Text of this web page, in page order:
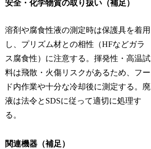
安全・化学物質の取り扱い（補足）
溶剤や腐食性液の測定時は保護具を着用
し、プリズム材との相性（HFなどガラ
ス腐食性）に注意する。揮発性・高温試
料は飛散・火傷リスクがあるため、フー
ド内作業や十分な冷却後に測定する。廃
液は法令とSDSに従って適切に処理す
る。
関連機器（補足）